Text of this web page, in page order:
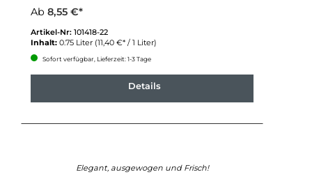
Ab 8,55 €*
Artikel-Nr: 101418-22
Inhalt: 0.75 Liter (11,40 €* / 1 Liter)
Sofort verfügbar, Lieferzeit: 1-3 Tage
Details
Elegant, ausgewogen und Frisch!